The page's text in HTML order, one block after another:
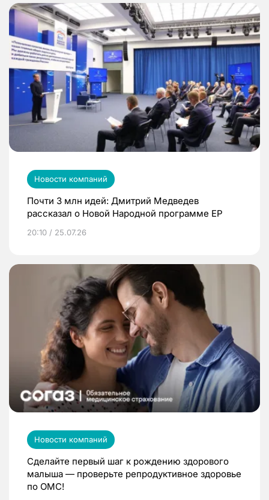
Новости компаний
Почти 3 млн идей: Дмитрий Медведев
рассказал о Новой Народной программе ЕР
20:10 / 25.07.26
Новости компаний
Сделайте первый шаг к рождению здорового
малыша — проверьте репродуктивное здоровье
по ОМС!